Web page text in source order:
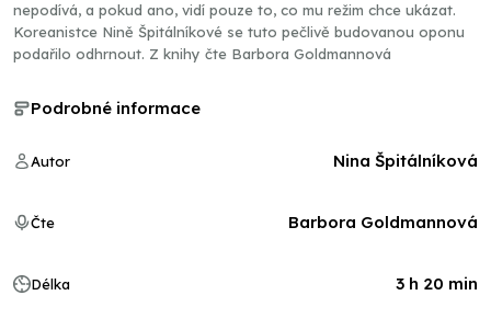
nepodívá, a pokud ano, vidí pouze to, co mu režim chce ukázat.
Koreanistce Nině Špitálníkové se tuto pečlivě budovanou oponu
podařilo odhrnout. Z knihy čte Barbora Goldmannová
Podrobné informace
Autor Nina Špitálníková
Čte Barbora Goldmannová
Délka 3 h 20 min